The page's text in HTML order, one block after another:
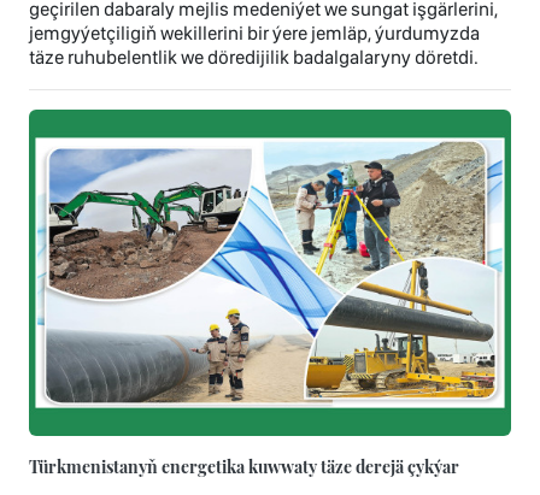
geçirilen dabaraly mejlis medeniýet we sungat işgärlerini,
jemgyýetçiligiň wekillerini bir ýere jemläp, ýurdumyzda
täze ruhubelentlik we döredijilik badalgalaryny döretdi.
Türkmenistanyň energetika kuwwaty täze derejä çykýar